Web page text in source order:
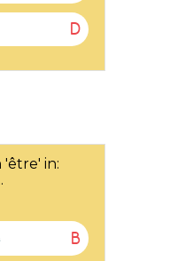
D
'être' in:
B